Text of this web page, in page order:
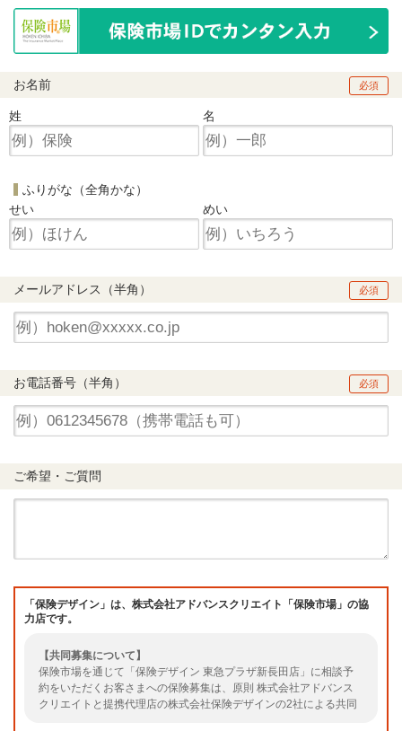
お名前 必須
姓 名
ふりがな（全角かな）
せい
めい
メールアドレス（半角） 必須
お電話番号（半角） 必須
ご希望・ご質問
「保険デザイン」は、株式会社アドバンスクリエイト「保険市場」の協
力店です。
【共同募集について】
保険市場を通じて「保険デザイン 東急プラザ新長田店」に相談予
約をいただくお客さまへの保険募集は、原則 株式会社アドバンス
クリエイトと提携代理店の株式会社保険デザインの2社による共同